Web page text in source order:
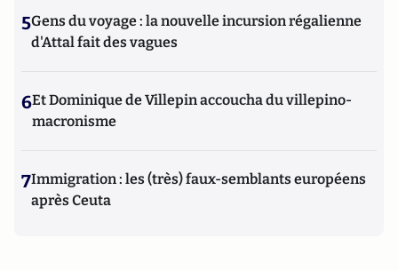
5Gens du voyage : la nouvelle incursion régalienne
d'Attal fait des vagues
6Et Dominique de Villepin accoucha du villepino-
macronisme
7Immigration : les (très) faux-semblants européens
après Ceuta